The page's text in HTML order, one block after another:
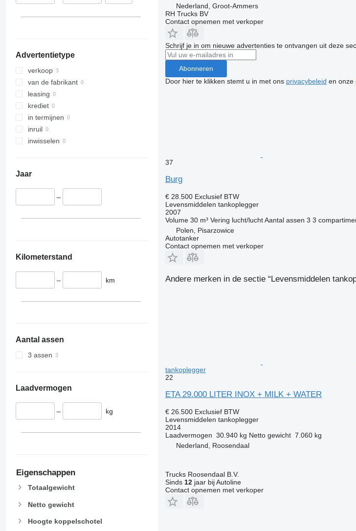
Advertentietype
verkoop
van de fabrikant
leasing
krediet
in termijnen
inruil
inwisselen
Jaar
–
Kilometerstand
– km
Aantal assen
3 assen
Laadvermogen
– kg
Eigenschappen
Totaalgewicht
Netto gewicht
Hoogte koppelschotel
Nederland, Groot-Ammers
RH Trucks BV
Contact opnemen met verkoper
Schrijf je in om nieuwe advertenties te ontvangen uit deze
Abonneren
Door hier te klikken stemt u in met ons privacybeleid en onze
37
Burg
€ 28.500 Exclusief BTW
Levensmiddelen tankoplegger
2007
Volume 30 m³ Vering lucht/lucht Aantal assen 3 3
Polen, Pisarzowice
Autotanker
Contact opnemen met verkoper
Andere merken in de sectie “Levensmiddelen
tankoplegger
22
ETA 29.000 LITER INOX + MILK + WATER
€ 26.500 Exclusief BTW
Levensmiddelen tankoplegger
2014
Laadvermogen 30.940 kg Netto gewicht 7.060 kg
Nederland, Roosendaal
Trucks Roosendaal B.V.
Sinds 12jaar bij Autoline
Contact opnemen met verkoper